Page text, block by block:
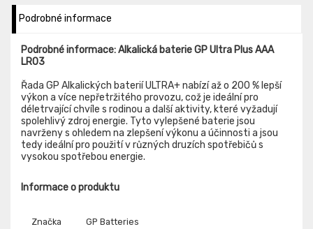
Podrobné informace
Podrobné informace: Alkalická baterie GP Ultra Plus AAA
LR03
Řada GP Alkalických baterií ULTRA+ nabízí až o 200 % lepší
výkon a více nepřetržitého provozu, což je ideální pro
déletrvající chvíle s rodinou a další aktivity, které vyžadují
spolehlivý zdroj energie. Tyto vylepšené baterie jsou
navrženy s ohledem na zlepšení výkonu a účinnosti a jsou
tedy ideální pro použití v různých druzích spotřebičů s
vysokou spotřebou energie.
Informace o produktu
Značka GP Batteries